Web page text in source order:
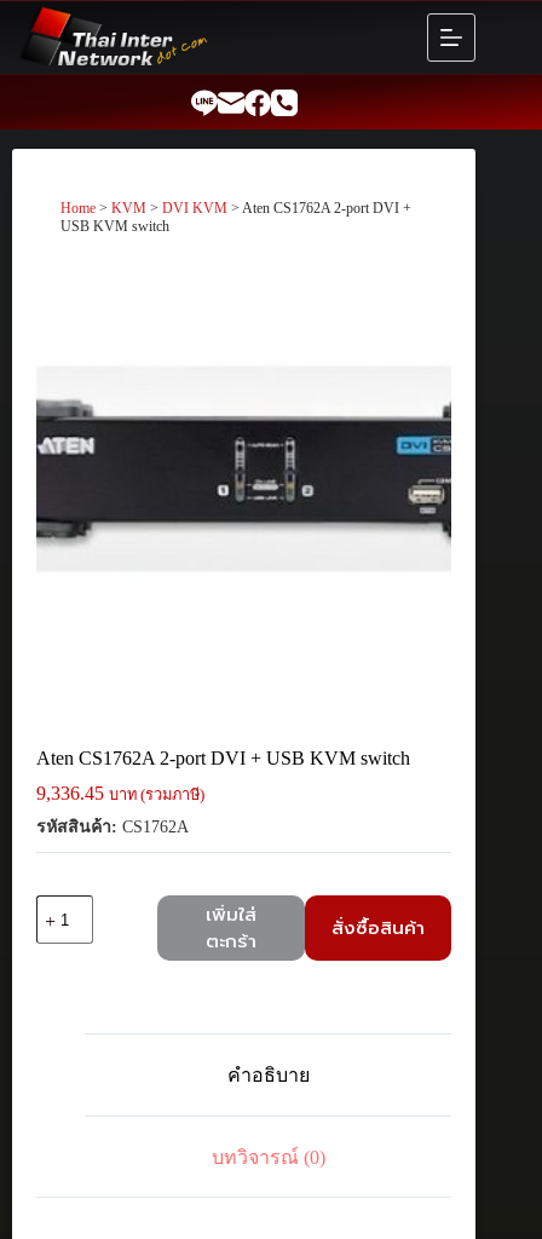
content
Home > KVM > DVI KVM > Aten CS1762A 2-port DVI +
USB KVM switch
Aten CS1762A 2-port DVI + USB KVM switch
9,336.45 บาท (รวมภาษี)
รหัสสินค้า: CS1762A
Aten
เพิ่มใส่
ตะกร้า
สั่งซื้อสินค้า
คำอธิบาย
บทวิจารณ์ (0)